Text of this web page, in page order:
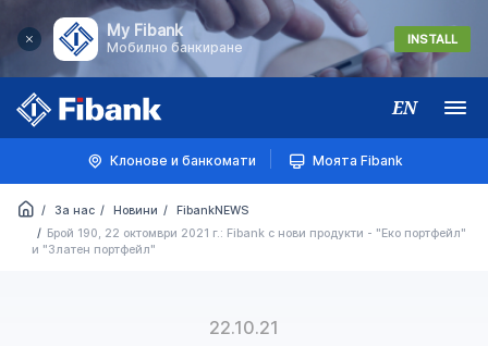
My Fibank
Мобилно банкиране
INSTALL
EN Меню
Клонове и банкомати Моята Fibank
За нас Новини
FibankNEWS
Брой 190, 22 октомври 2021 г.: Fibank с нови продукти - "Еко портфейл"
и "Златен портфейл"
22.10.21